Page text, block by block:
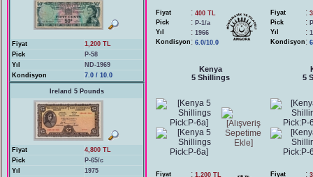
Fiyat
1,200 TL
Pick
P-58
Yıl
ND-1969
Kondisyon
7.0 / 10.0
Ireland 5 Pounds
Fiyat
4,800 TL
Pick
P-65/c
Yıl
1975
Fiyat : 400 TL
Pick
: P-1/a
Yıl
: 1966
Kondisyon : 6.0/10.0
Fiyat :
Pick
:
Yıl
:
Kondisyon :
Kenya
5 Shillings
Fiyat : 1,200 TL
5
Fiyat :